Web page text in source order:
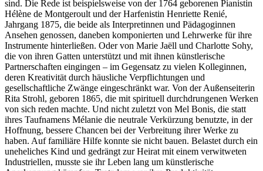
sind. Die Rede ist beispielsweise von der 1764 geborenen Pianistin
Hélène de Montgeroult und der Harfenistin Henriette Renié,
Jahrgang 1875, die beide als Interpretinnen und Pädagoginnen
Ansehen genossen, daneben komponierten und Lehrwerke für ihre
Instrumente hinterließen. Oder von Marie Jaëll und Charlotte Sohy,
die von ihren Gatten unterstützt und mit ihnen künstlerische
Partnerschaften eingingen – im Gegensatz zu vielen Kolleginnen,
deren Kreativität durch häusliche Verpflichtungen und
gesellschaftliche Zwänge eingeschränkt war. Von der Außenseiterin
Rita Strohl, geboren 1865, die mit spirituell durchdrungenen Werken
von sich reden machte. Und nicht zuletzt von Mel Bonis, die statt
ihres Taufnamens Mélanie die neutrale Verkürzung benutzte, in der
Hoffnung, bessere Chancen bei der Verbreitung ihrer Werke zu
haben. Auf familiäre Hilfe konnte sie nicht bauen. Belastet durch ein
uneheliches Kind und gedrängt zur Heirat mit einem verwitweten
Industriellen, musste sie ihr Leben lang um künstlerische